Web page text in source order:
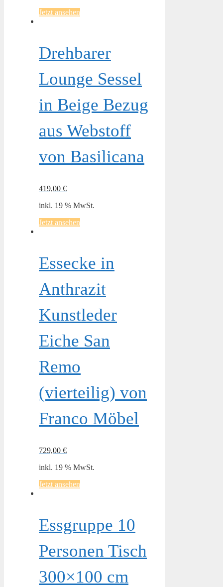
Jetzt ansehen
Drehbarer
Lounge Sessel
in Beige Bezug
aus Webstoff
von Basilicana
419,00 €
inkl. 19 % MwSt.
Jetzt ansehen
Essecke in
Anthrazit
Kunstleder
Eiche San
Remo
(vierteilig) von
Franco Möbel
729,00 €
inkl. 19 % MwSt.
Jetzt ansehen
Essgruppe 10
Personen Tisch
300×100 cm